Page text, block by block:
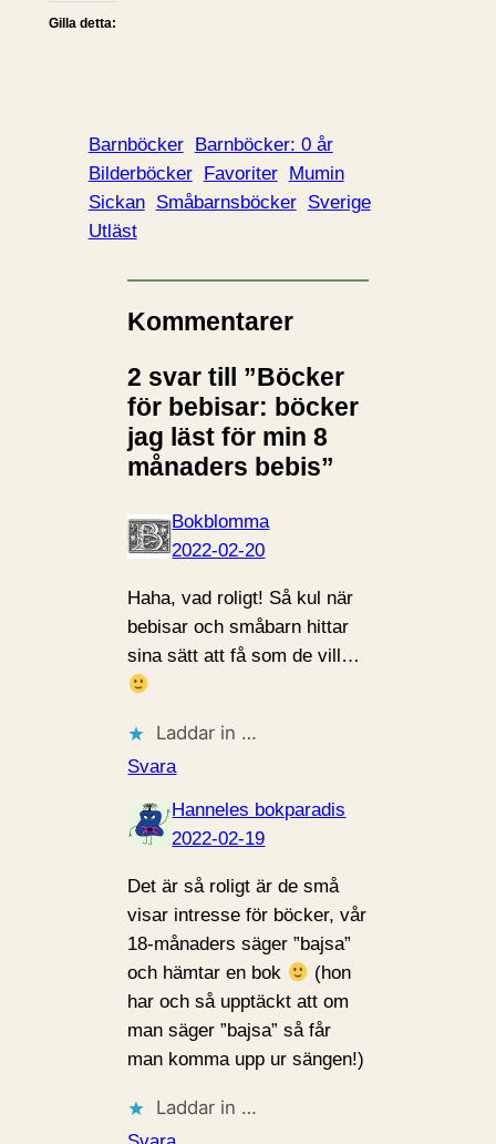
Gilla detta:
Barnböcker Barnböcker: 0 år
Bilderböcker Favoriter Mumin
Sickan Småbarnsböcker Sverige
Utläst
Kommentarer
2 svar till ”Böcker
för bebisar: böcker
jag läst för min 8
månaders bebis”
Bokblomma
2022-02-20
Haha, vad roligt! Så kul när
bebisar och småbarn hittar
sina sätt att få som de vill…
Laddar in …
Svara
Hanneles bokparadis
2022-02-19
Det är så roligt är de små
visar intresse för böcker, vår
18-månaders säger ”bajsa”
och hämtar en bok
(hon
har och så upptäckt att om
man säger ”bajsa” så får
man komma upp ur sängen!)
Laddar in …